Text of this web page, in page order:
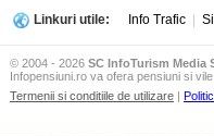
Linkuri utile:
Info Trafic
© 2004 - 2026 SC InfoTurism Media
Infopensiuni.ro va ofera pensiuni si
Termenii si conditiile de utilizare |